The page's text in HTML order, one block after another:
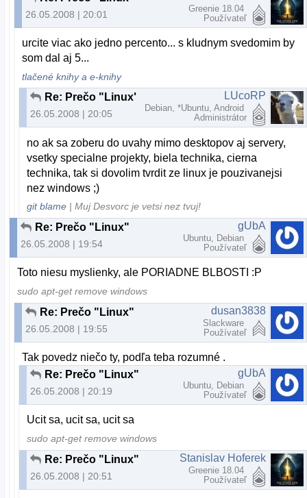
26.05.2008 | 20:01
Greenie 18.04
Používateľ
urcite viac ako jedno percento... s kludnym svedomim by
som dal aj 5...
tlačené knihy a e-knihy
Re: Prečo "Linux"
26.05.2008 | 20:05
LUcoRP
Debian, *Ubuntu, Android
Administrátor
no ak sa zoberu do uvahy mimo desktopov aj servery,
vsetky specialne projekty, biela technika, cierna
technika, tak si dovolim tvrdit ze linux je pouzivanejsi
nez windows ;)
git blame | Muj Desvorc je vetsi nez tvuj!
Re: Prečo "Linux"
26.05.2008 | 19:54
gUbA
Ubuntu, Debian
Používateľ
Toto niesu myslienky, ale PORIADNE BLBOSTI :P
sudo apt-get remove windows
Re: Prečo "Linux"
26.05.2008 | 19:55
dusan3838
Slackware
Používateľ
Tak povedz niečo ty, podľa teba rozumné .
Re: Prečo "Linux"
26.05.2008 | 20:19
gUbA
Ubuntu, Debian
Používateľ
Ucit sa, ucit sa, ucit sa
sudo apt-get remove windows
Re: Prečo "Linux"
26.05.2008 | 20:51
Stanislav Hoferek
Greenie 18.04
Používateľ